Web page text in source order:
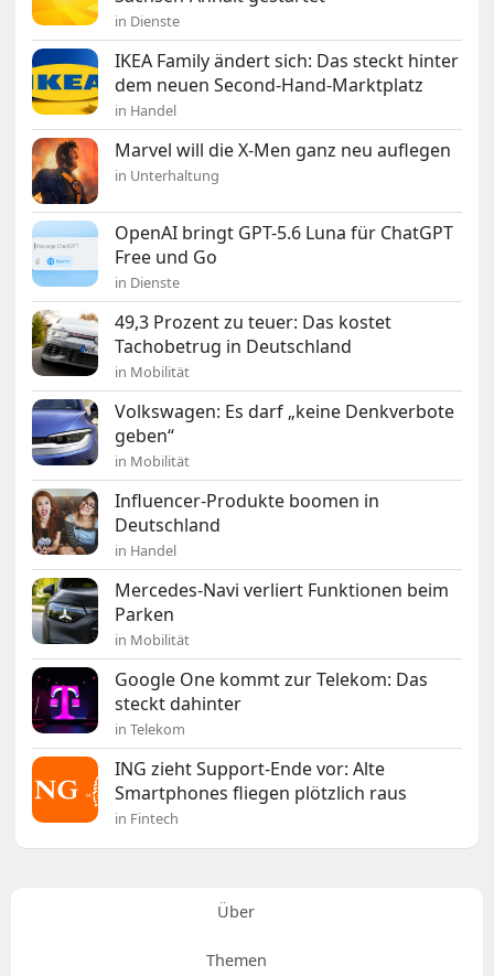
in Dienste
IKEA Family ändert sich: Das steckt hinter
dem neuen Second-Hand-Marktplatz
in Handel
Marvel will die X-Men ganz neu auflegen
in Unterhaltung
OpenAI bringt GPT-5.6 Luna für ChatGPT
Free und Go
in Dienste
49,3 Prozent zu teuer: Das kostet
Tachobetrug in Deutschland
in Mobilität
Volkswagen: Es darf „keine Denkverbote
geben“
in Mobilität
Influencer-Produkte boomen in
Deutschland
in Handel
Mercedes-Navi verliert Funktionen beim
Parken
in Mobilität
Google One kommt zur Telekom: Das
steckt dahinter
in Telekom
ING zieht Support-Ende vor: Alte
Smartphones fliegen plötzlich raus
in Fintech
Über
Themen